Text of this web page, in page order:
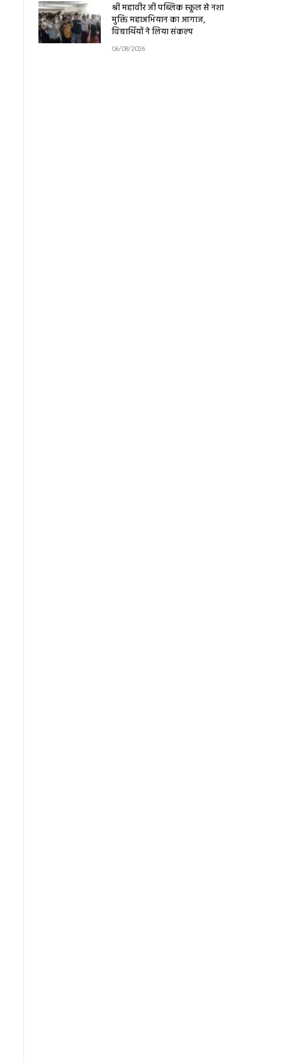
श्री महावीर जी पब्लिक स्कूल से नशा
मुक्ति महाअभियान का आगाज,
विद्यार्थियों ने लिया संकल्प
06/08/2026